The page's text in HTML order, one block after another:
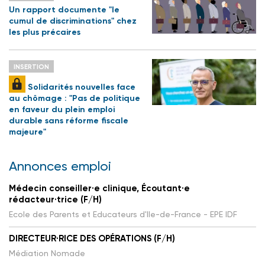
Un rapport documente "le
cumul de discriminations" chez
les plus précaires
INSERTION
Solidarités nouvelles face
au chômage : "Pas de politique
en faveur du plein emploi
durable sans réforme fiscale
majeure"
Annonces emploi
Médecin conseiller·e clinique, Écoutant·e
rédacteur·trice (F/H)
Ecole des Parents et Educateurs d'Ile-de-France - EPE IDF
DIRECTEUR·RICE DES OPÉRATIONS (F/H)
Médiation Nomade